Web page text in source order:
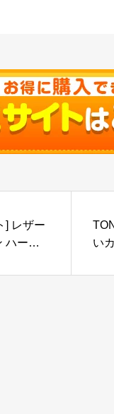
] レザー
ハーフ
さ調整
い
不